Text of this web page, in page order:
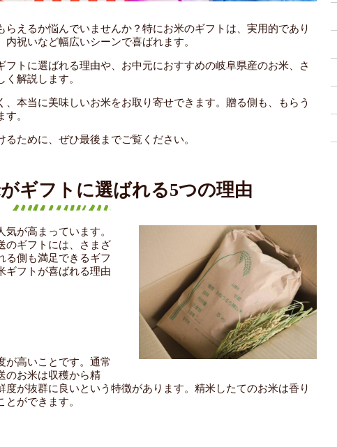
えるか悩んでいませんか？特にお米のギフトは、実用的であり
祝いなど幅広いシーンで喜ばれます。
トに選ばれる理由や、お中元におすすめの岐阜県産のお米、さ
解説します。
本当に美味しいお米をお取り寄せできます。贈る側も、もらう
。
ために、ぜひ最後までご覧ください。
ギフトに選ばれる5つの理由
が高まっています。
のギフトには、さまざ
る側も満足できるギフ
ギフトが喜ばれる理由
が高いことです。通常
のお米は収穫から精
が抜群に良いという特徴があります。精米したてのお米は香り
ができます。